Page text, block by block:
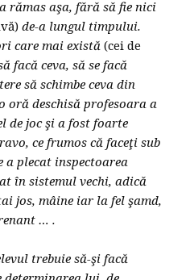
rămas aşa, fără să fie nici
de-a lungul timpului.
care mai există(cei de
facă ceva, să se facă
să schimbe ceva din
deschisă profesoara a
de joc şi a fost foarte
ce frumos că faceţi sub
a plecat inspectoarea
în sistemul vechi, adică
jos, mâine iar la fel şamd,
… .
trebuie să-şi facă